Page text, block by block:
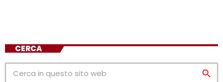
CERCA
search